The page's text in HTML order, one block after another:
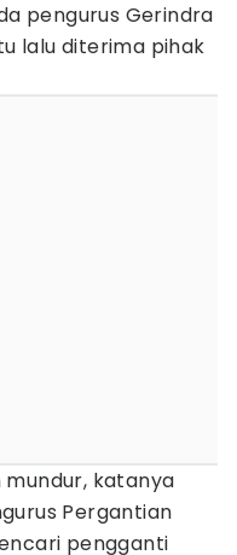
pengurus Gerindra
lalu diterima pihak
katanya
Pergantian
pengganti